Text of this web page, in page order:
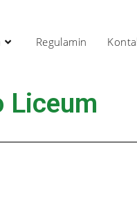
Regulamin
Liceum